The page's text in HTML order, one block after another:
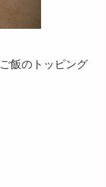
飯のトッピング